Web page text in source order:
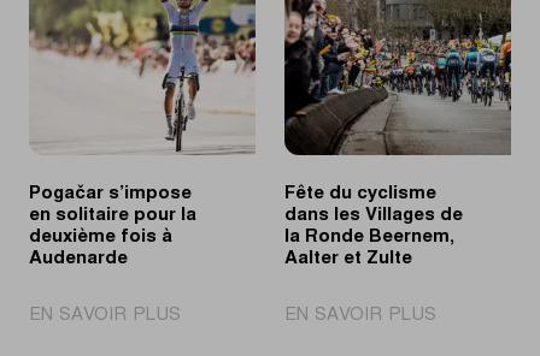
pour
le
Tour
des
Flandres
Jeunes
record
du
Tour
des
Flandres
Pogačar s’impose
en solitaire pour la
deuxième fois à
Audenarde
EN SAVOIR PLUS
Fête du cyclisme
dans les Villages de
la Ronde Beernem,
Aalter et Zulte
EN SAVOIR PLUS